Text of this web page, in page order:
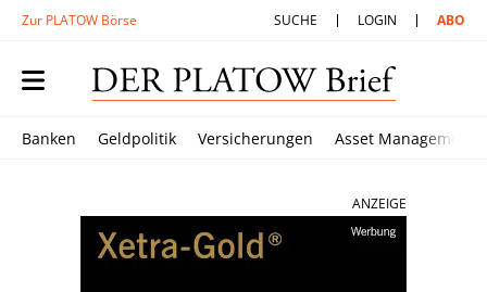
Zur PLATOW Börse SUCHE LOGIN ABO
Banken Geldpolitik Versicherungen Asset Management
ANZEIGE